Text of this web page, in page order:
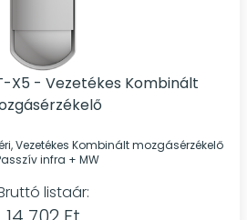
X5 - Vezetékes Kombinált
Vezetékes Kombinált mozgásérzékelő
infra + MW
listaár: